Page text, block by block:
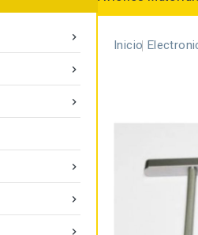






Inicio